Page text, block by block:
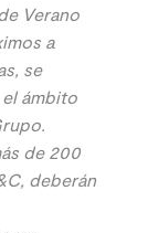
Verano
a
se
ámbito
de 200
deberán